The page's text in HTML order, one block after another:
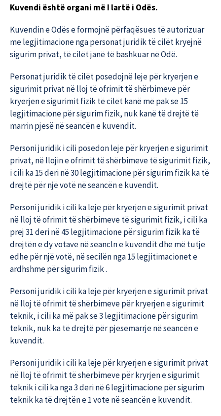
Kuvendi është organi më I lartë i Odës.
Kuvendin e Odës e formojnë përfaqësues të autorizuar
me legjitimacione nga personat juridik të cilët kryejnë
sigurim privat, të cilët janë të bashkuar në Odë.
Personat juridik të cilët posedojnë leje për kryerjen e
sigurimit privat në lloj të ofrimit të shërbimeve për
kryerjen e sigurimit fizik të cilët kanë më pak se 15
legjitimacione për sigurim fizik, nuk kanë të drejtë të
marrin pjesë në seancën e kuvendit.
Personi juridik i cili posedon leje për kryerjen e sigurimit
privat, në llojin e ofrimit të shërbimeve të sigurimit fizik,
i cili ka 15 deri në 30 legjitimacione për sigurim fizik ka të
drejtë për një votë në seancën e kuvendit.
Personi juridik i cili ka leje për kryerjen e sigurimit privat
në lloj të ofrimit të shërbimeve të sigurimit fizik, i cili ka
prej 31 deri në 45 legjitimacione për sigurim fizik ka të
drejtën e dy votave në seancln e kuvendit dhe më tutje
edhe për një votë, në secilën nga 15 legjitimacionet e
ardhshme për sigurim fizik .
Personi juridik i cili ka leje për kryerjen e sigurimit privat
në lloj të ofrimit të shërbimeve për kryerjen e sigurimit
teknik, i cili ka më pak se 3 legjitimacione për sigurim
teknik, nuk ka të drejtë për pjesëmarrje në seancën e
kuvendit.
Personi juridik i cili ka leje për kryerjen e sigurimit privat
në lloj të ofrimit të shërbimeve për kryrjen e sigurimit
teknik i cili ka nga 3 deri në 6 legjitimacione për sigurim
teknik ka të drejtën e 1 vote në seancën e kuvendit.